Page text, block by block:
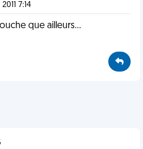
7:14
que ailleurs…